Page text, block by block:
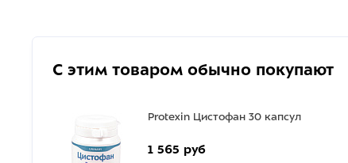
С этим товаром обычно покупают
Protexin Цистофан 30 капсул
1 565 руб